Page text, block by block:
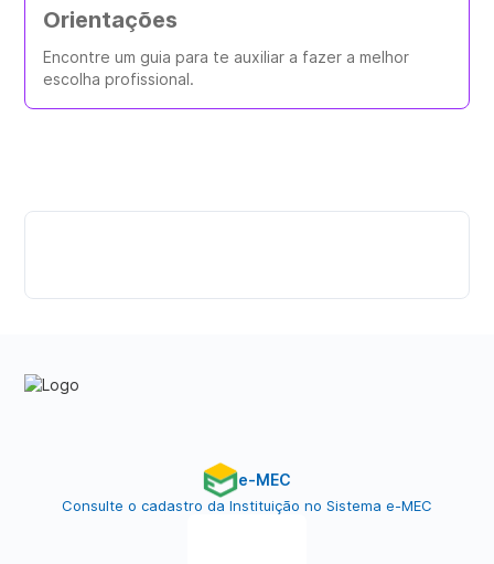
Orientações
Encontre um guia para te auxiliar a fazer a melhor
escolha profissional.
e-MEC
Consulte o cadastro da Instituição no Sistema e-MEC